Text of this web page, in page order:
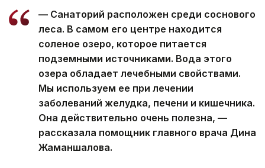
— Санаторий расположен среди соснового
леса. В самом его центре находится
соленое озеро, которое питается
подземными источниками. Вода этого
озера обладает лечебными свойствами.
Мы используем ее при лечении
заболеваний желудка, печени и кишечника.
Она действительно очень полезна, —
рассказала помощник главного врача Дина
Жаманшалова.